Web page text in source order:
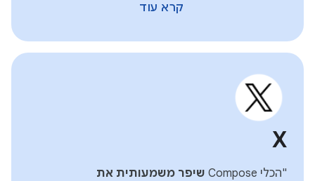
קרא עוד
X
"הכלי Compose
שיפר משמעותית את